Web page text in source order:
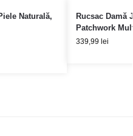
Naturală,
Rucsac Damă
Patchwork
339,99 lei